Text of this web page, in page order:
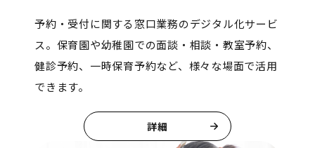
予約・受付に関する窓口業務のデジタル化サービ
ス。保育園や幼稚園での面談・相談・教室予約、
健診予約、一時保育予約など、様々な場面で活用
できます。
詳細